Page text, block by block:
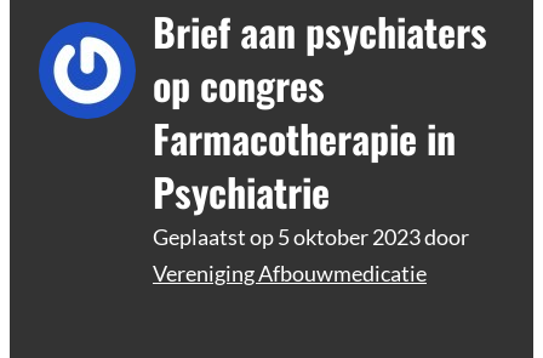
Brief aan psychiaters
op congres
Farmacotherapie in
Psychiatrie
Geplaatst op5 oktober 2023door
Vereniging Afbouwmedicatie